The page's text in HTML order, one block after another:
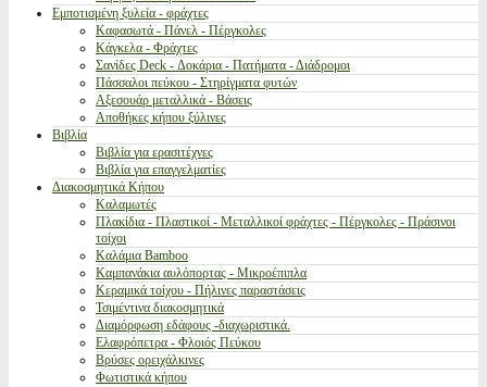
Εμποτισμένη ξυλεία - φράχτες
Καφασωτά - Πάνελ - Πέργκολες
Κάγκελα - Φράχτες
Σανίδες Deck - Δοκάρια - Πατήματα - Διάδρομοι
Πάσσαλοι πεύκου - Στηρίγματα φυτών
Αξεσουάρ μεταλλικά - Βάσεις
Αποθήκες κήπου ξύλινες
Βιβλία
Βιβλία για ερασιτέχνες
Βιβλία για επαγγελματίες
Διακοσμητικά Κήπου
Καλαμωτές
Πλακίδια - Πλαστικοί - Μεταλλικοί φράχτες - Πέργκολες - Πράσινοι
τοίχοι
Καλάμια Bamboo
Καμπανάκια αυλόπορτας - Μικροέπιπλα
Κεραμικά τοίχου - Πήλινες παραστάσεις
Τσιμέντινα διακοσμητικά
Διαμόρφωση εδάφους -διαχωριστικά.
Ελαφρόπετρα - Φλοιός Πεύκου
Βρύσες ορειχάλκινες
Φωτιστικά κήπου